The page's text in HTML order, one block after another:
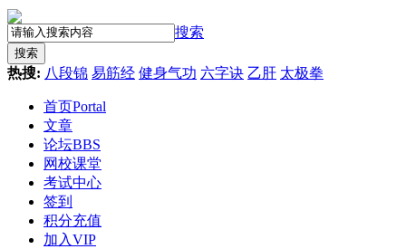
搜索
搜索
热搜: 八段锦 易筋经 健身气功 六字诀 乙肝 太极拳
首页Portal
文章
论坛BBS
网校课堂
考试中心
签到
积分充值
加入VIP